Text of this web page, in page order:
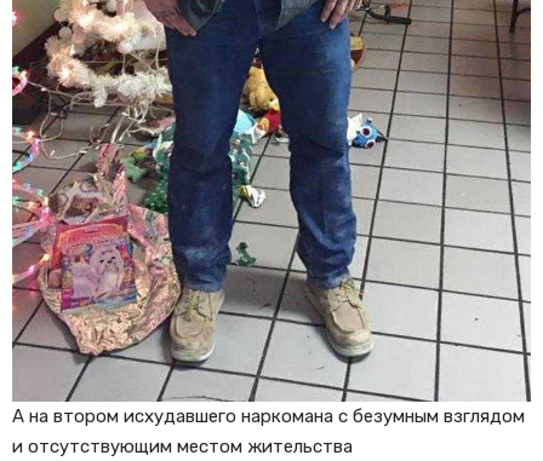
А на втором исхудавшего наркомана с безумным взглядом
и отсутствующим местом жительства